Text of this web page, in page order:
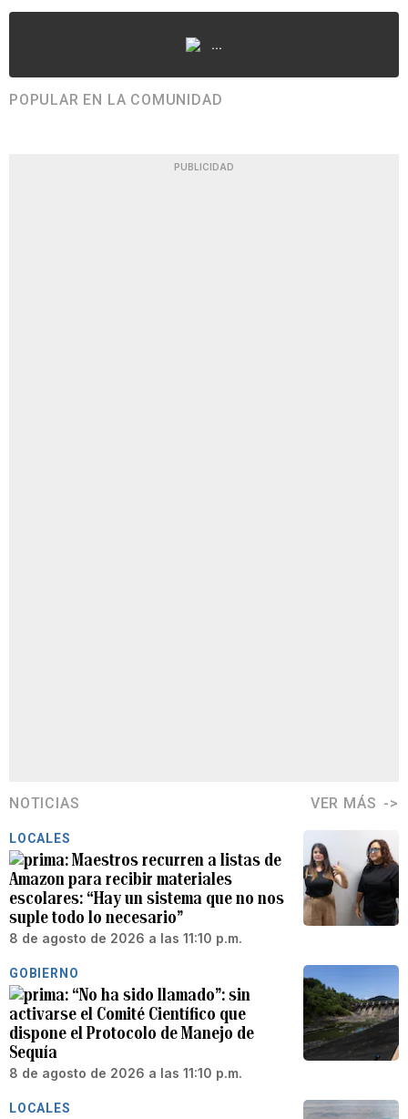
...
POPULAR EN LA COMUNIDAD
PUBLICIDAD
NOTICIAS VER MÁS
LOCALES
Maestros recurren a listas de
Amazon para recibir materiales
escolares: “Hay un sistema que no nos
suple todo lo necesario”
8 de agosto de 2026 a las 11:10 p.m.
GOBIERNO
“No ha sido llamado”: sin
activarse el Comité Científico que
dispone el Protocolo de Manejo de
Sequía
8 de agosto de 2026 a las 11:10 p.m.
LOCALES